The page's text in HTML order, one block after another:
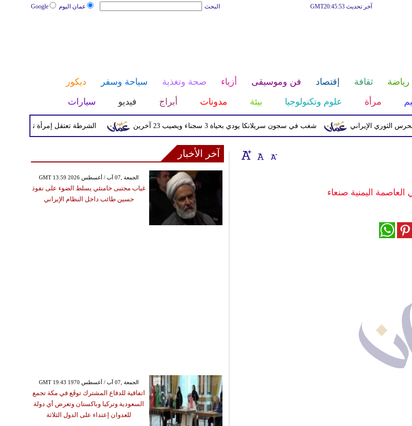
عمان اليوم Google البحث آخر تحديث GMT20:45:53
رياضة ثقافة إقتصاد فن وموسيقى أزياء صحة وتغذية سياحة وسفر
ديكور
مرأة علوم وتكنولوجيا بيئة مدونات أبراج فيديو سيارات
الشرطة تعتقل إمرأة تم القبض عليها شغب في سجون سريلانكا يودي بحياة 3 سجناء ويصيب 23 آخرين الإيراني
اليمنية صنعاء
آخر الأخبار
GMT 13:59 2026 الجمعة ,07 آب / أغسطس
غياب مجتبى خامنئي يسلط الضوء على نفوذ
حسين طائب داخل النظام الإيراني
GMT 19:43 1970 الجمعة ,07 آب / أغسطس
اتفاقية للدفاع المشترك توقَع في مكة تجمع
السعودية وتركيا وباكستان وتعرض أي دولة
للعدوان إعتداء على الدول الثلاثة